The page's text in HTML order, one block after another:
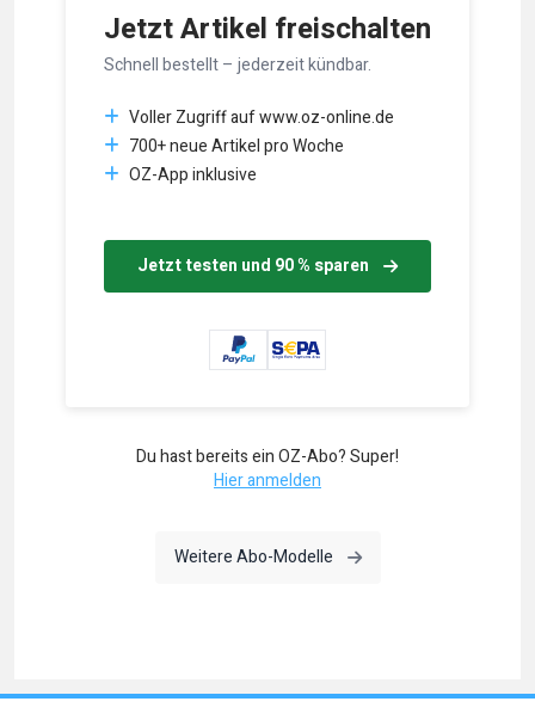
Jetzt Artikel freischalten
Schnell bestellt – jederzeit kündbar.
Voller Zugriff auf www.oz-online.de
700+ neue Artikel pro Woche
OZ-App inklusive
Jetzt testen und 90 % sparen
Du hast bereits ein OZ-Abo? Super!
Hier anmelden
Weitere Abo-Modelle